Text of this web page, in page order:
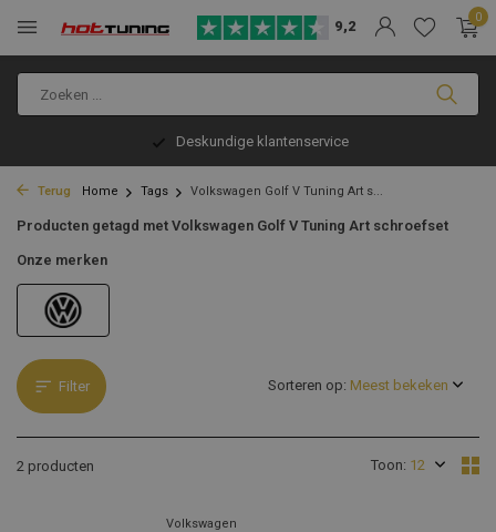
9,2
0
Deskundige klantenservice
Terug Home Tags Volkswagen Golf V Tuning Art s...
Producten getagd met Volkswagen Golf V Tuning Art schroefset
Onze merken
Filter
2 producten Toon:
Sorteren op:
Volkswagen